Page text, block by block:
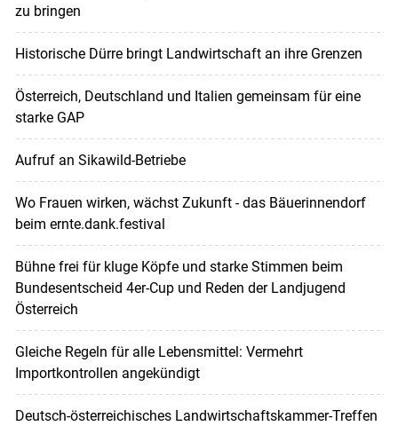
zu bringen
Historische Dürre bringt Landwirtschaft an ihre Grenzen
Österreich, Deutschland und Italien gemeinsam für eine
starke GAP
Aufruf an Sikawild-Betriebe
Wo Frauen wirken, wächst Zukunft - das Bäuerinnendorf
beim ernte.dank.festival
Bühne frei für kluge Köpfe und starke Stimmen beim
Bundesentscheid 4er-Cup und Reden der Landjugend
Österreich
Gleiche Regeln für alle Lebensmittel: Vermehrt
Importkontrollen angekündigt
Deutsch-österreichisches Landwirtschaftskammer-Treffen